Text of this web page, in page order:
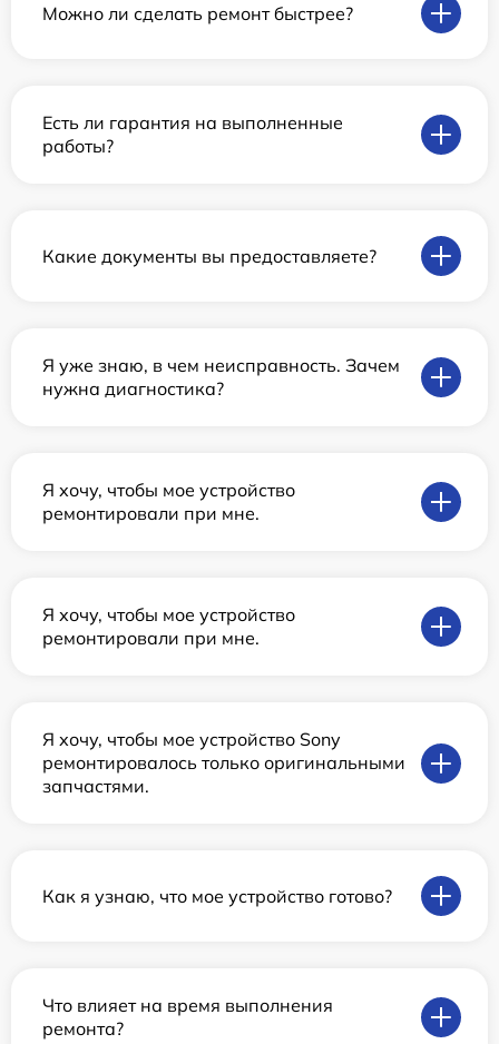
Можно ли сделать ремонт быстрее?
Есть ли гарантия на выполненные
работы?
Какие документы вы предоставляете?
Я уже знаю, в чем неисправность. Зачем
нужна диагностика?
Я хочу, чтобы мое устройство
ремонтировали при мне.
Я хочу, чтобы мое устройство
ремонтировали при мне.
Я хочу, чтобы мое устройство Sony
ремонтировалось только оригинальными
запчастями.
Как я узнаю, что мое устройство готово?
Что влияет на время выполнения
ремонта?